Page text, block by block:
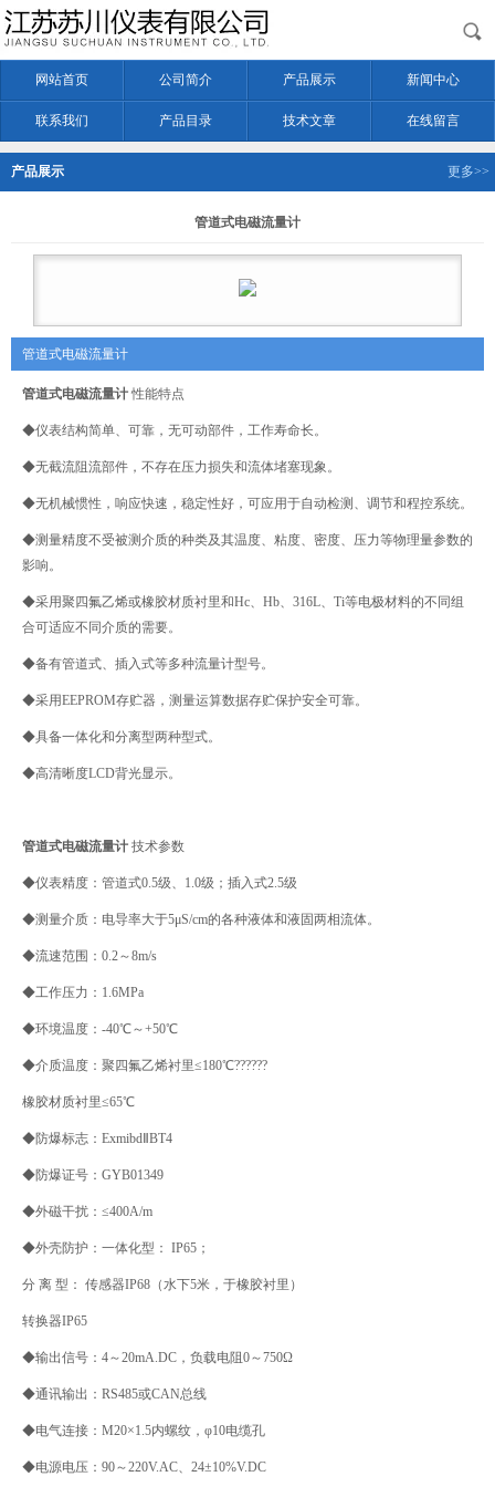
网站首页 公司简介 产品展示 新闻中心
联系我们 产品目录 技术文章 在线留言
产品展示 更多>>
管道式电磁流量计
管道式电磁流量计
管道式电磁流量计 性能特点
◆仪表结构简单、可靠，无可动部件，工作寿命长。
◆无截流阻流部件，不存在压力损失和流体堵塞现象。
◆无机械惯性，响应快速，稳定性好，可应用于自动检测、调节和程控系统。
◆测量精度不受被测介质的种类及其温度、粘度、密度、压力等物理量参数的
影响。
◆采用聚四氟乙烯或橡胶材质衬里和Hc、Hb、316L、Ti等电极材料的不同组
合可适应不同介质的需要。
◆备有管道式、插入式等多种流量计型号。
◆采用EEPROM存贮器，测量运算数据存贮保护安全可靠。
◆具备一体化和分离型两种型式。
◆高清晰度LCD背光显示。
管道式电磁流量计 技术参数
◆仪表精度：管道式0.5级、1.0级；插入式2.5级
◆测量介质：电导率大于5μS/cm的各种液体和液固两相流体。
◆流速范围：0.2～8m/s
◆工作压力：1.6MPa
◆环境温度：-40℃～+50℃
◆介质温度：聚四氟乙烯衬里≤180℃??????
橡胶材质衬里≤65℃
◆防爆标志：ExmibdⅡBT4
◆防爆证号：GYB01349
◆外磁干扰：≤400A/m
◆外壳防护：一体化型： IP65；
分 离 型： 传感器IP68（水下5米，于橡胶衬里）
转换器IP65
◆输出信号：4～20mA.DC，负载电阻0～750Ω
◆通讯输出：RS485或CAN总线
◆电气连接：M20×1.5内螺纹，φ10电缆孔
◆电源电压：90～220V.AC、24±10%V.DC